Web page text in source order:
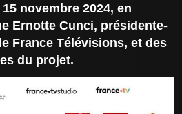
novembre 2024, en
Ernotte Cunci, présidente-
France Télévisions, et des
du projet.